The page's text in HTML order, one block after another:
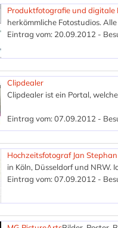
Produktfotografie und digitale
herkömmliche Fotostudios.
Eintrag vom: 20.09.2012 -
Clipdealer
Clipdealer ist ein Portal,
Eintrag vom: 07.09.2012 -
Hochzeitsfotograf Jan
in Köln, Düsseldorf und NRW.
Eintrag vom: 07.09.2012 -